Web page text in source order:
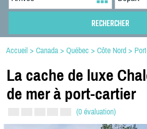
Accueil > Canada > Québec > Côte Nord >
La cache de luxe
de mer à port-cartier
(0 évaluation)